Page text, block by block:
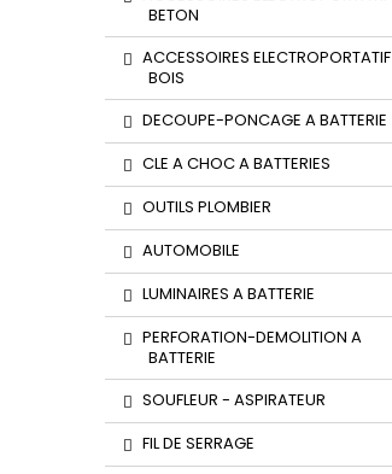
BETON
ACCESSOIRES ELECTROPORTATIF
BOIS
DECOUPE-PONCAGE A BATTERIE
CLE A CHOC A BATTERIES
OUTILS PLOMBIER
AUTOMOBILE
LUMINAIRES A BATTERIE
PERFORATION-DEMOLITION A
BATTERIE
SOUFLEUR - ASPIRATEUR
FIL DE SERRAGE